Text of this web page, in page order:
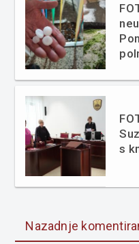
s
Nazadnje